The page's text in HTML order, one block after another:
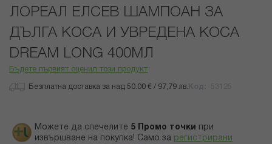
началото
галерия
със
снимки
ЛОРЕАЛ ЕЛСЕВ ШАМПОАН ЗА
ДЪЛГА КОСА И УВРЕДЕНА КОСА
DREAM LONG 400МЛ
Бъдете първият оценил този продукт
Безплатна доставка за над 50.00 € / 97,79 лв.
Можете да спечелите 5 Промо точки
при
извършване на покупка! Само за регистрирани